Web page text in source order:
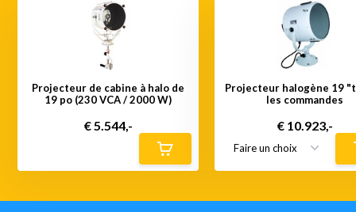
Projecteur de cabine à halo de
19 po (230 VCA / 2000 W)
€ 5.544,-
Projecteur halogène 19
les commandes
€ 10.923,-